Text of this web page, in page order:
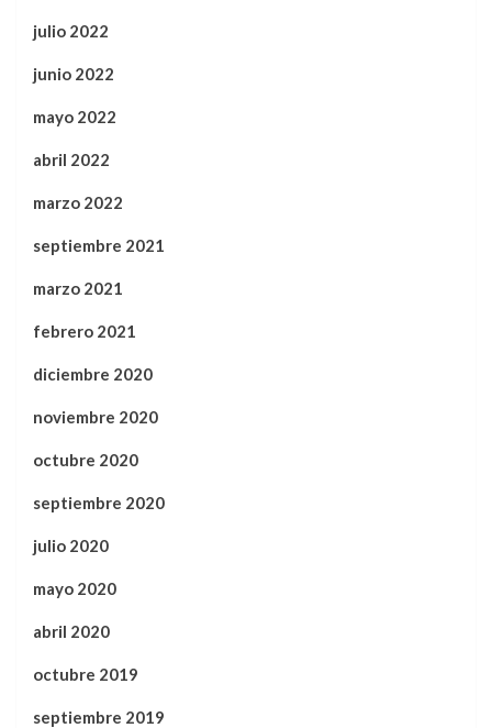
julio 2022
junio 2022
mayo 2022
abril 2022
marzo 2022
septiembre 2021
marzo 2021
febrero 2021
diciembre 2020
noviembre 2020
octubre 2020
septiembre 2020
julio 2020
mayo 2020
abril 2020
octubre 2019
septiembre 2019